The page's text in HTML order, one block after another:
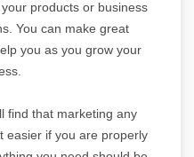
products or business
You can make great
you as you grow your
find that marketing any
easier if you are properly